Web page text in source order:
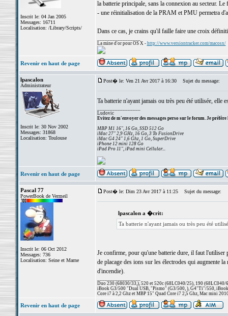
Inscrit le: 04 Jan 2005
Messages: 16711
Localisation: /Library/Scripts/
la batterie principale, sans la connexion au secteur.
- une réinitialisation de la PRAM et PMU permetra
Dans ce cas, je crains qu'il faille faire une croix
La mine d'or pour OS X - http://www.versiontracker.com/macosx/
Revenir en haut de page
lpascalon
Administrateur
Inscrit le: 30 Nov 2002
Messages: 31868
Localisation: Toulouse
Post� le: Ven 21 Avr 2017 à 16:30 Sujet du message:
Ta batterie n'ayant jamais ou très peu été utilisée, elle
Ludovic
Evitez de m'envoyer des messages perso sur le forum. Je préfère
MBP M1 16", 16 Go, SSD 512 Go
iMac 27" 2,9 GHz, 16 Go, 3 To FusionDrive
iMac G4 24" 1,6 Ghz, 1 Go, SuperDrive
iPhone 12 mini 128 Go
iPad Pro 11", iPad mini Cellular...
Revenir en haut de page
Pascal 77
PowerBook de Vermeil
Inscrit le: 06 Oct 2012
Messages: 736
Localisation: Seine et Marne
Post� le: Dim 23 Avr 2017 à 11:25 Sujet du message:
lpascalon a �crit:
Ta batterie n'ayant jamais ou très peu été
Je confirme, pour qu'une batterie dure, il faut l'utiliser
de placage des ions sur les électrodes qui augmente
d'incendie).
Duo 230 (68030/33,), 520 et 520c (68LC040/25), 190 (68LC040/
iBook G3/500 "Dual USB, "Pismo" (G3/500, ), G4"Ti"/550,
Core i7 à 2,2 Ghz et MBP 15" Quad Core i7 2,5 Ghz, Mac mini
Revenir en haut de page